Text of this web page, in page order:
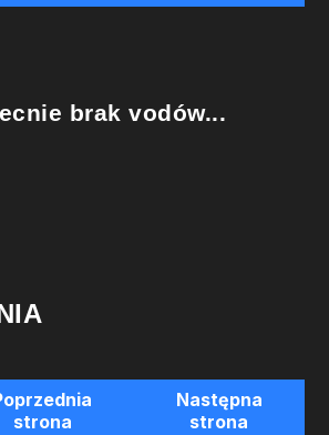
brak vodów...
strona
Następna
strona